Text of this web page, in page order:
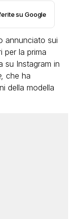
su Google
annunciato sui
per la prima
su Instagram in
, che ha
della modella